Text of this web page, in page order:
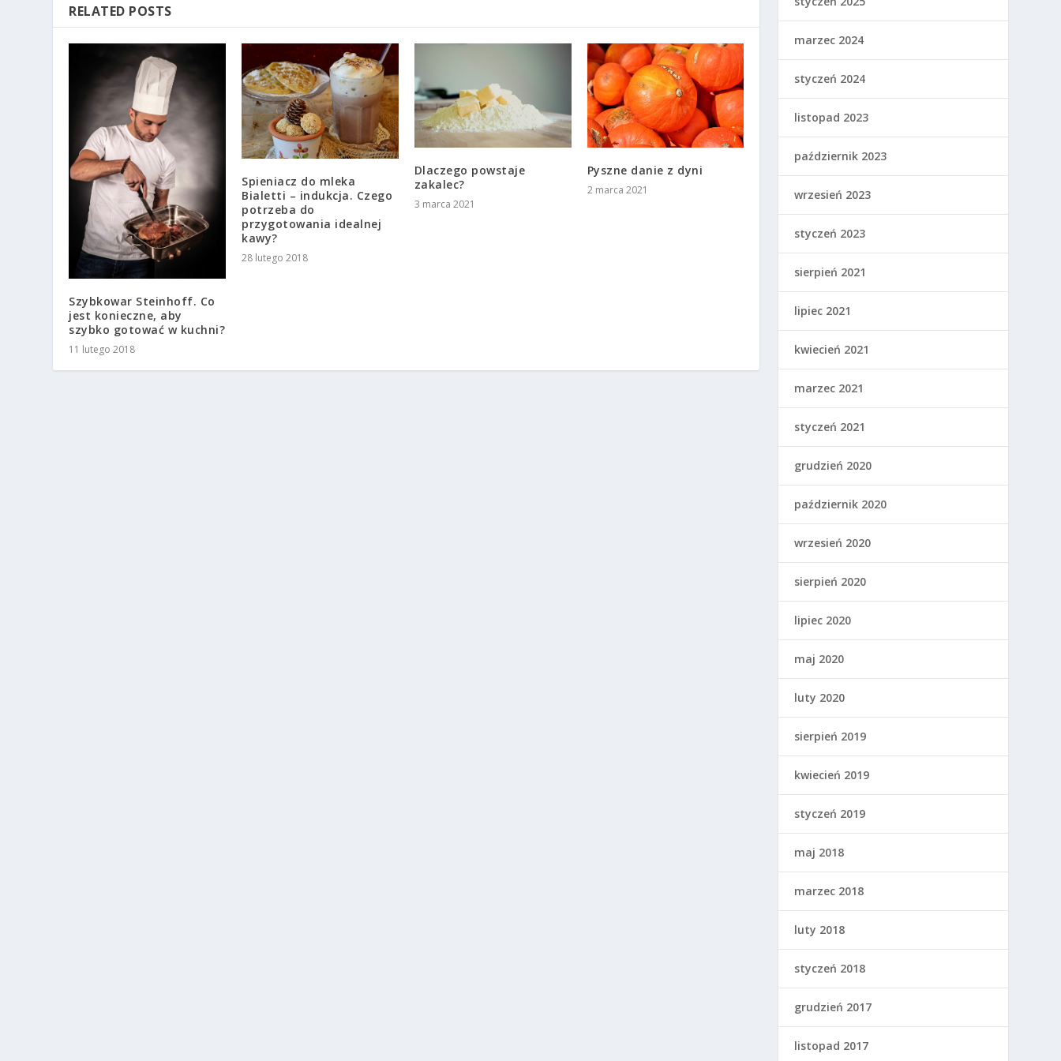
RELATED POSTS
Szybkowar Steinhoff. Co
jest konieczne, aby
szybko gotować w kuchni?
11 lutego 2018
Spieniacz do mleka
Bialetti – indukcja. Czego
potrzeba do
przygotowania idealnej
kawy?
28 lutego 2018
Dlaczego powstaje
zakalec?
3 marca 2021
Pyszne danie z dyni
2 marca 2021
marzec 2024
styczeń 2024
listopad 2023
październik 2023
wrzesień 2023
styczeń 2023
sierpień 2021
lipiec 2021
kwiecień 2021
marzec 2021
styczeń 2021
grudzień 2020
październik 2020
wrzesień 2020
sierpień 2020
lipiec 2020
maj 2020
luty 2020
sierpień 2019
kwiecień 2019
styczeń 2019
maj 2018
marzec 2018
luty 2018
styczeń 2018
grudzień 2017
listopad 2017